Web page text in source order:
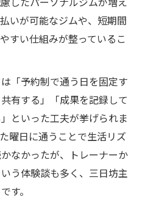
いが可能なジムや、短期間
すい仕組みが整っているこ
「予約制で通う日を固定す
有する」「成果を記録して
といった工夫が挙げられま
曜日に通うことで生活リズ
なかったが、トレーナーか
う体験談も多く、三日坊主
す。